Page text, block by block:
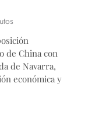
de China con
de Navarra,
económica y